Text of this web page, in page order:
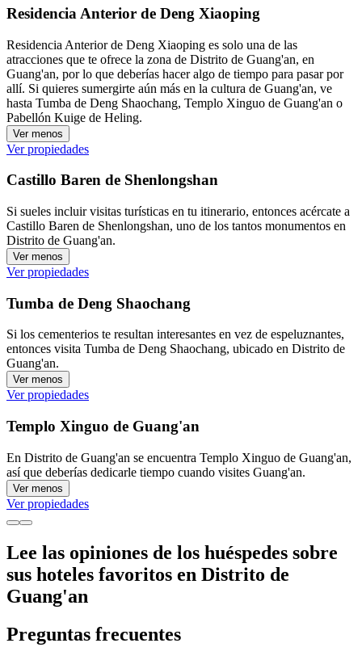
Residencia Anterior de Deng Xiaoping
Residencia Anterior de Deng Xiaoping es solo una de las
atracciones que te ofrece la zona de Distrito de Guang'an, en
Guang'an, por lo que deberías hacer algo de tiempo para pasar por
allí. Si quieres sumergirte aún más en la cultura de Guang'an, ve
hasta Tumba de Deng Shaochang, Templo Xinguo de Guang'an o
Pabellón Kuige de Heling.
Ver menos
Ver propiedades
Castillo Baren de Shenlongshan
Si sueles incluir visitas turísticas en tu itinerario, entonces acércate a
Castillo Baren de Shenlongshan, uno de los tantos monumentos en
Distrito de Guang'an.
Ver menos
Ver propiedades
Tumba de Deng Shaochang
Si los cementerios te resultan interesantes en vez de espeluznantes,
entonces visita Tumba de Deng Shaochang, ubicado en Distrito de
Guang'an.
Ver menos
Ver propiedades
Templo Xinguo de Guang'an
En Distrito de Guang'an se encuentra Templo Xinguo de Guang'an,
así que deberías dedicarle tiempo cuando visites Guang'an.
Ver menos
Ver propiedades
Lee las opiniones de los huéspedes sobre
sus hoteles favoritos en Distrito de
Guang'an
Preguntas frecuentes